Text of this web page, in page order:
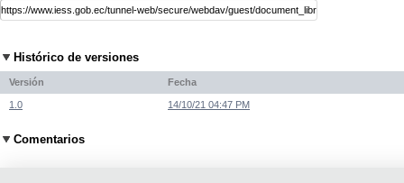
Histórico de versiones
Versión Fecha
1.0 14/10/21 04:47 PM
Comentarios